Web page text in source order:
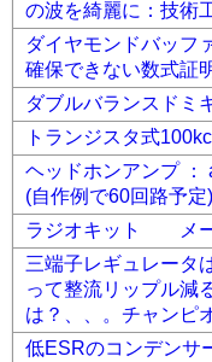
の波を綺麗に：技術
ダイヤモンドバッ
確保できない数式証
ダブルバランスドミ
トランジスタ式
ヘッドホンアンプ
(自作例で60回路予定)
ラジオキット メー
三端子レギュレータ
って整流リップル
は？、、。チャンピ
低ESRのコンデン